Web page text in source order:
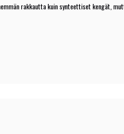
rakkautta kuin synteettiset kengät,